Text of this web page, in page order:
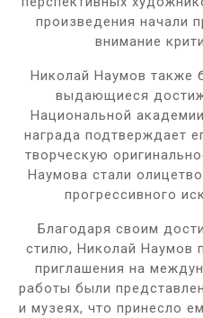
произведения начали
внимание
Николай Наумов также
выдающиеся
Национальной
награда подтверждает
творческую
Наумова стали
прогрессивного
Благодаря своим
стилю, Николай Наумов
приглашения на
работы были
и музеях, что принесло